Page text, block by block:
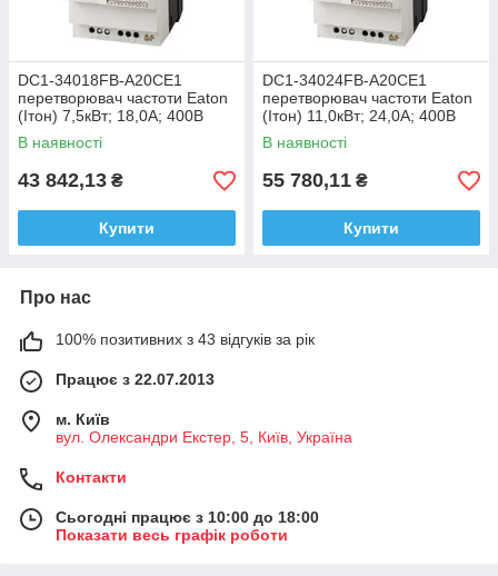
DC1-34018FB-A20CE1
перетворювач частоти Eaton
(Ітон) 7,5кВт; 18,0А; 400В
В наявності
43 842,13 ₴
Купити
DC1-34024FB-A20CE1
перетворювач частоти Eaton
(Ітон) 11,0кВт; 24,0А; 400В
В наявності
55 780,11 ₴
Купити
Про нас
100% позитивних з 43 відгуків за рік
Працює з 22.07.2013
м. Київ
вул. Олександри Екстер, 5, Київ, Україна
Контакти
Сьогодні працює з 10:00 до 18:00
Показати весь графік роботи